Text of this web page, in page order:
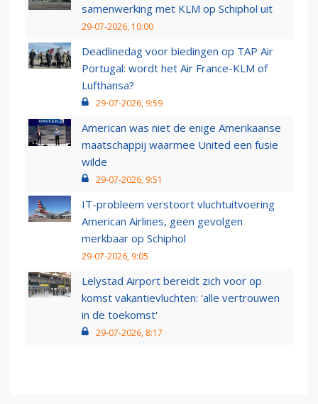
samenwerking met KLM op Schiphol uit
29-07-2026, 10:00
Deadlinedag voor biedingen op TAP Air
Portugal: wordt het Air France-KLM of
Lufthansa?
29-07-2026, 9:59
American was niet de enige Amerikaanse
maatschappij waarmee United een fusie
wilde
29-07-2026, 9:51
IT-probleem verstoort vluchtuitvoering
American Airlines, geen gevolgen
merkbaar op Schiphol
29-07-2026, 9:05
Lelystad Airport bereidt zich voor op
komst vakantievluchten: 'alle vertrouwen
in de toekomst'
29-07-2026, 8:17